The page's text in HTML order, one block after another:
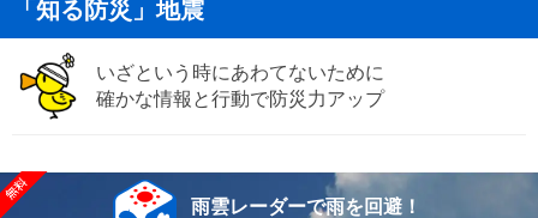
「知る防災」地震
いざという時にあわてないために
確かな情報と行動で防災力アップ
雨雲レーダーで雨を回避！